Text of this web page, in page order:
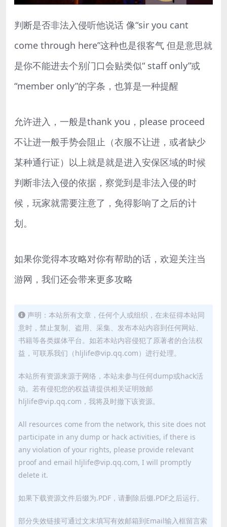
判断是否非法入侵听他说话 像“sir you cant
come through here”这种也是很客气 但是意思就
是你不能进去个别门口会贴类似“ staff only”或
“member only”的字条，也算是一种提醒
允许进入，一般是thank you，please proceed
不让进一般手势会阻止（衣服不让进，或者缺少
某种通行证）以上就是就是进入安保区域的时候
判断非法入侵的依据，察觉到是非法入侵的时
候，玩家就需要注意了，免得影响了之后的计
划。
如果你觉得本攻略对你有帮助的话，欢迎关注当
游网，我们还会带来更多攻略
声明：本站所有文章，任何个人或组织，在未征得本站同
意时，禁止复制、盗用、采集、发布本站内容到任何网站、
书籍等各类媒体平台。如若本站内容侵犯了原著者的合法权
益，可联系我们（hljlife@vip.qq.com）进行处理。
本站所有资源来源于网络，本站未参与任何dump或hack活
动。若有侵犯您的权益请提供相关证明致邮
hljlife@vip.qq.com，我将及时撤下该资源。
All resources come from the network, this site does not
participate in any dump or hack activities, if there is
any violation of your rights, please provide relevant
proof and email hljlife@vip.qq.com, I will promptly
delete it.
如果下载资源文件后缀为.PDF，请删除后缀.PDF之后运行。
部分失效链接可通过文末填写有效邮箱到Email输入框留言索